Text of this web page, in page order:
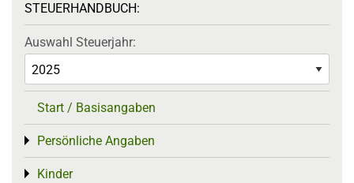
STEUERHANDBUCH:
Auswahl Steuerjahr:
Start / Basisangaben
Persönliche Angaben
Toggle menu
Kinder
Toggle menu